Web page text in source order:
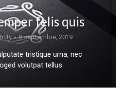
felis quis
8 septiembre, 2019
tristique urna, nec
volutpat tellus.